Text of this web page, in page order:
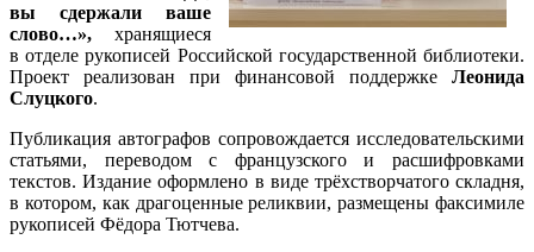
вы сдержали ваше
слово…», хранящиеся
в отделе рукописей Российской государственной библиотеки.
Проект реализован при финансовой поддержке Леонида
Слуцкого.
Публикация автографов сопровождается исследовательскими
статьями, переводом с французского и расшифровками
текстов. Издание оформлено в виде трёхстворчатого складня,
в котором, как драгоценные реликвии, размещены факсимиле
рукописей Фёдора Тютчева.